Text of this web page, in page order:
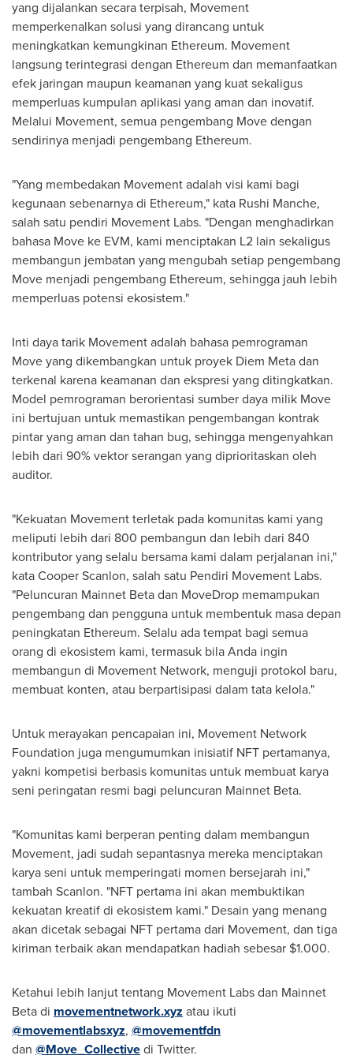
yang dijalankan secara terpisah, Movement
memperkenalkan solusi yang dirancang untuk
meningkatkan kemungkinan Ethereum. Movement
langsung terintegrasi dengan Ethereum dan memanfaatkan
efek jaringan maupun keamanan yang kuat sekaligus
memperluas kumpulan aplikasi yang aman dan inovatif.
Melalui Movement, semua pengembang Move dengan
sendirinya menjadi pengembang Ethereum.
"Yang membedakan Movement adalah visi kami bagi
kegunaan sebenarnya di Ethereum," kata Rushi Manche,
salah satu pendiri Movement Labs. "Dengan menghadirkan
bahasa Move ke EVM, kami menciptakan L2 lain sekaligus
membangun jembatan yang mengubah setiap pengembang
Move menjadi pengembang Ethereum, sehingga jauh lebih
memperluas potensi ekosistem."
Inti daya tarik Movement adalah bahasa pemrograman
Move yang dikembangkan untuk proyek Diem Metadan
terkenal karena keamanan dan ekspresi yang ditingkatkan.
Model pemrograman berorientasi sumber daya milik Move
ini bertujuan untuk memastikan pengembangan kontrak
pintar yang aman dan tahan bug, sehingga mengenyahkan
lebih dari 90% vektor serangan yang diprioritaskan oleh
auditor.
"Kekuatan Movement terletak pada komunitas kami yang
meliputi lebih dari 800 pembangun dan lebih dari 840
kontributor yang selalu bersama kami dalam perjalanan ini,"
kataCooper Scanlon, salah satu Pendiri Movement Labs.
"Peluncuran Mainnet Beta dan MoveDrop memampukan
pengembang dan pengguna untuk membentuk masa depan
peningkatan Ethereum. Selalu ada tempat bagi semua
orang di ekosistem kami, termasuk bila Anda ingin
membangun di Movement Network, menguji protokol baru,
membuat konten, atau berpartisipasi dalam tata kelola."
Untuk merayakan pencapaian ini, Movement Network
Foundation juga mengumumkan inisiatif NFT pertamanya,
yakni kompetisi berbasis komunitas untuk membuat karya
seni peringatan resmi bagi peluncuran Mainnet Beta.
"Komunitas kami berperan penting dalam membangun
Movement, jadi sudah sepantasnya mereka menciptakan
karya seni untuk memperingati momen bersejarah ini,"
tambah Scanlon. "NFT pertama ini akan membuktikan
kekuatan kreatif di ekosistem kami." Desain yang menang
akan dicetak sebagai NFT pertama dari Movement, dan tiga
kiriman terbaik akan mendapatkan hadiah sebesar $1.000.
Ketahui lebih lanjut tentang Movement Labs dan Mainnet
Beta di movementnetwork.xyz atau ikuti
@movementlabsxyz, @movementfdn
dan @Move_Collectivedi Twitter.